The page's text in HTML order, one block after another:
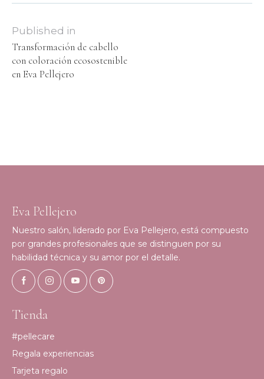
Published in
Transformación de cabello
con coloración ecosostenible
en Eva Pellejero
Eva Pellejero
Nuestro salón, liderado por Eva Pellejero, está compuesto
por grandes profesionales que se distinguen por su
habilidad técnica y su amor por el detalle.
Tienda
#pellecare
Regala experiencias
Tarjeta regalo